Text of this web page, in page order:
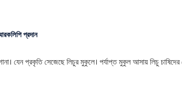
প্রদান
যেন প্রকৃতি সেজেছে লিচুর মুকুলে। পর্যাপ্ত মুকুল আসায় লিচু